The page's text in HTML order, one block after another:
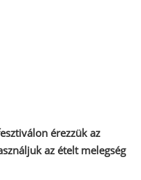
érezzük az
az ételt melegség